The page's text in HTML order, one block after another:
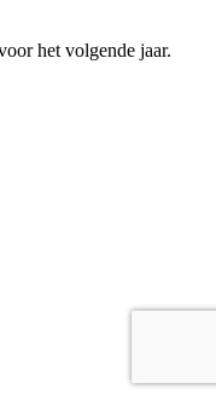
het volgende jaar.